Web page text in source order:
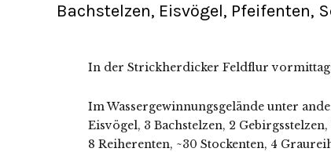
Bachstelzen, Eisvögel, Pfeifenten,
In der Strickherdicker Feldflur
Im Wassergewinnungsgelände unter
Eisvögel, 3 Bachstelzen, 2
8 Reiherenten, ~30 Stockenten, 4